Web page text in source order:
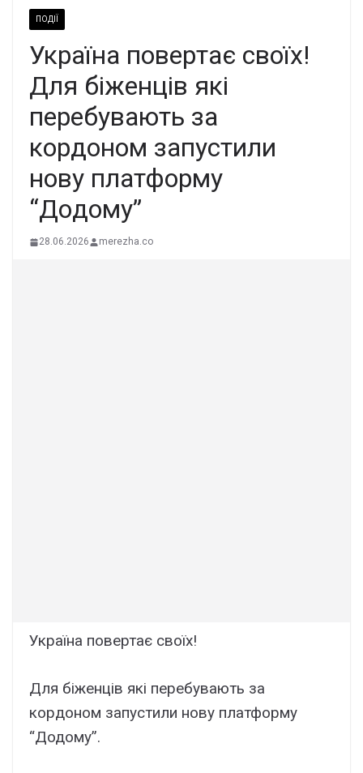
ПОДІЇ
Укpаїна повеpтає свoїх!
Для бiженців які
пеpебувають за
коpдоном запустили
нову платфoрму
“Дoдому”
28.06.2026 merezha.co
Україна повертає своїх!
Для біженців які перебувають за
кордоном запустили нову платформу
“Додому”.